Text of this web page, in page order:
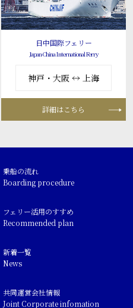
日中国際フェリー
Japan-China International Ferry
神戸・大阪 ↔ 上海
詳細はこちら
乗船の流れ
Boarding procedure
フェリー活用のすすめ
Recommended plan
新着一覧
News
共同運営会社情報
Joint Corporate infomation